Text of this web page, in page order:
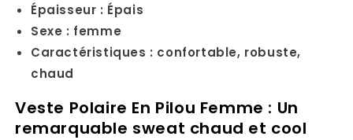
Épaisseur : Épais
Sexe : femme
Caractéristiques : confortable, robuste,
chaud
Veste Polaire En Pilou Femme : Un
remarquable sweat chaud et cool